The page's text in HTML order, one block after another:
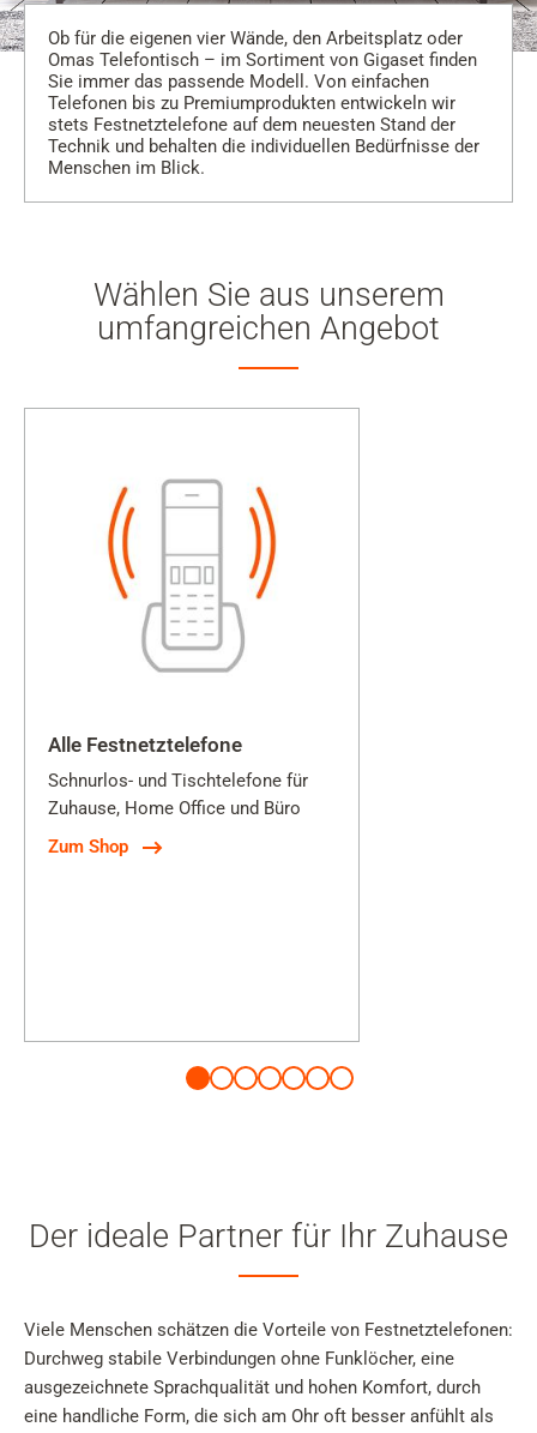
Ob für die eigenen vier Wände, den Arbeitsplatz oder
Omas Telefontisch – im Sortiment von Gigaset finden
Sie immer das passende Modell. Von einfachen
Telefonen bis zu Premiumprodukten entwickeln wir
stets Festnetztelefone auf dem neuesten Stand der
Technik und behalten die individuellen Bedürfnisse der
Menschen im Blick.
Wählen Sie aus unserem
umfangreichen Angebot
Alle Festnetztelefone
Schnurlos- und Tischtelefone für
Zuhause, Home Office und Büro
Zum Shop
Der ideale Partner für Ihr Zuhause
Viele Menschen schätzen die Vorteile von Festnetztelefonen:
Durchweg stabile Verbindungen ohne Funklöcher, eine
ausgezeichnete Sprachqualität und hohen Komfort, durch
eine handliche Form, die sich am Ohr oft besser anfühlt als